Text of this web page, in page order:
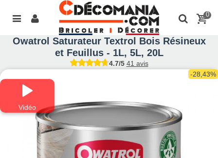
0
Owatrol Saturateur Textrol Bois Résineux
et Feuillus - 1L, 5L, 20L
4.7/5 41 avis
Vidéo
-28,43%